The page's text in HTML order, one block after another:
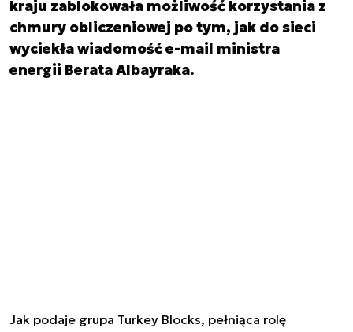
kraju zablokowała możliwość korzystania z
chmury obliczeniowej po tym, jak do sieci
wyciekła wiadomość e-mail ministra
energii Berata Albayraka.
Jak podaje grupa Turkey Blocks, pełniąca rolę